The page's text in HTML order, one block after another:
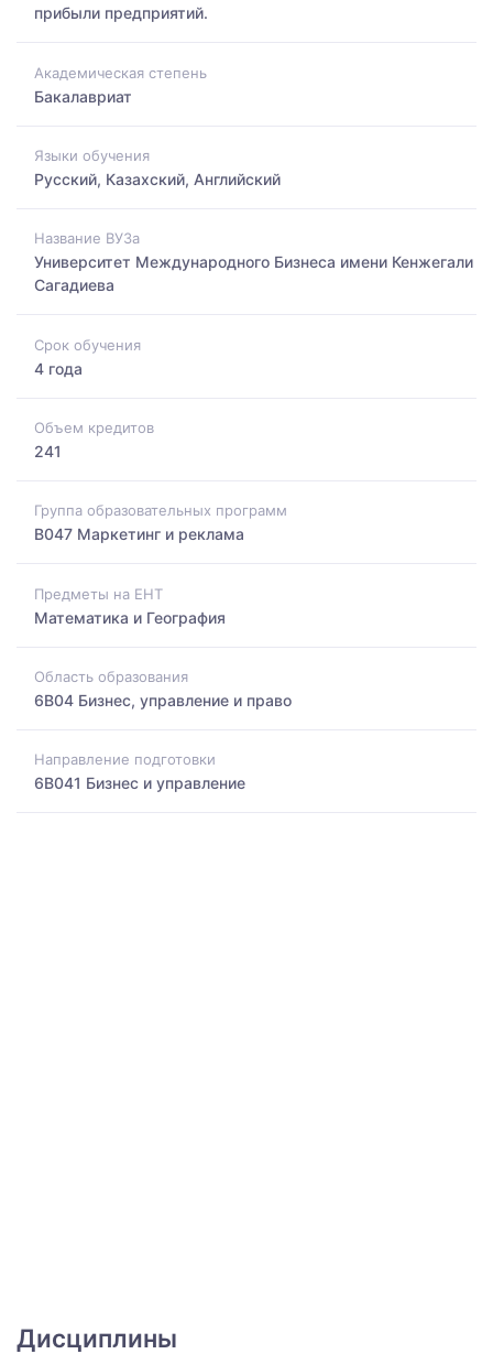
прибыли предприятий.
Академическая степень
Бакалавриат
Языки обучения
Русский, Казахский, Английский
Название ВУЗа
Университет Международного Бизнеса имени Кенжегали
Сагадиева
Срок обучения
4 года
Объем кредитов
241
Группа образовательных программ
B047 Маркетинг и реклама
Предметы на ЕНТ
Математика и География
Область образования
6B04 Бизнес, управление и право
Направление подготовки
6B041 Бизнес и управление
Дисциплины